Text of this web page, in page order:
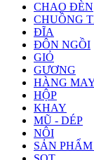
CHAO ĐÈN
CHUỒNG
ĐĨA
ĐÔN NGỒI
GIỎ
GƯƠNG
HÀNG
HỘP
KHAY
MŨ - DÉP
NÔI
SẢN PHẨM